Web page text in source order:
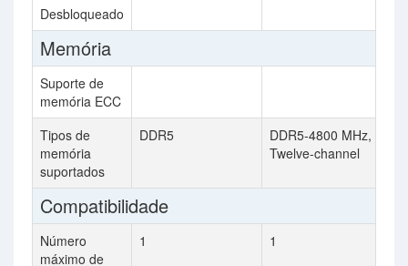
Desbloqueado
Memória
Suporte de
memória ECC
Tipos de
memória
suportados
DDR5
DDR5-4800 MHz,
Twelve-channel
Compatibilidade
Número
máximo de
1 1